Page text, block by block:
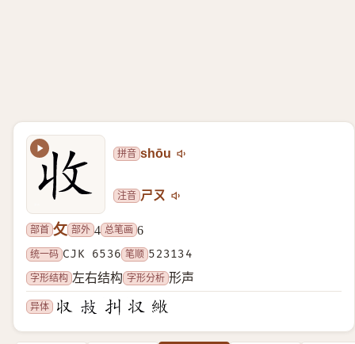
拼音 shōu
注音 ㄕㄡ
部首 攵 部外 4 总笔画 6
统一码 CJK 6536 笔顺 523134
字形结构 左右结构 字形分析 形声
异体